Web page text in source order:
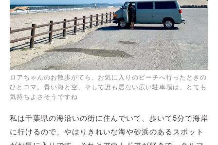
ロアちゃんのお散歩がてら、お気に入りのビーチへ行ったときの
ひとコマ。青い海と空、そして誰も居ない広い駐車場は、とても
気持ちよさそうですね
私は千葉県の海沿いの街に住んでいて、歩いて5分で海岸
に行けるので、やはりきれいな海や砂浜のあるスポット